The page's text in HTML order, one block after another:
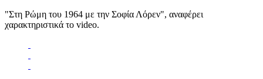
"Στη Ρώμη του 1964 με την Σοφία Λόρεν", αναφέρει
χαρακτηριστικά το video.